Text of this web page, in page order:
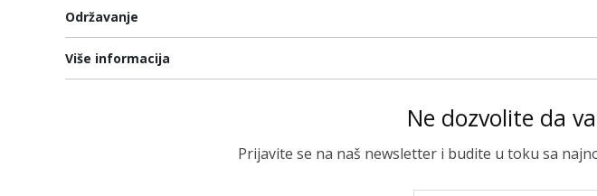
Održavanje
Više informacija
Ne dozvolite da
Prijavite se na naš newsletter i budite u toku sa